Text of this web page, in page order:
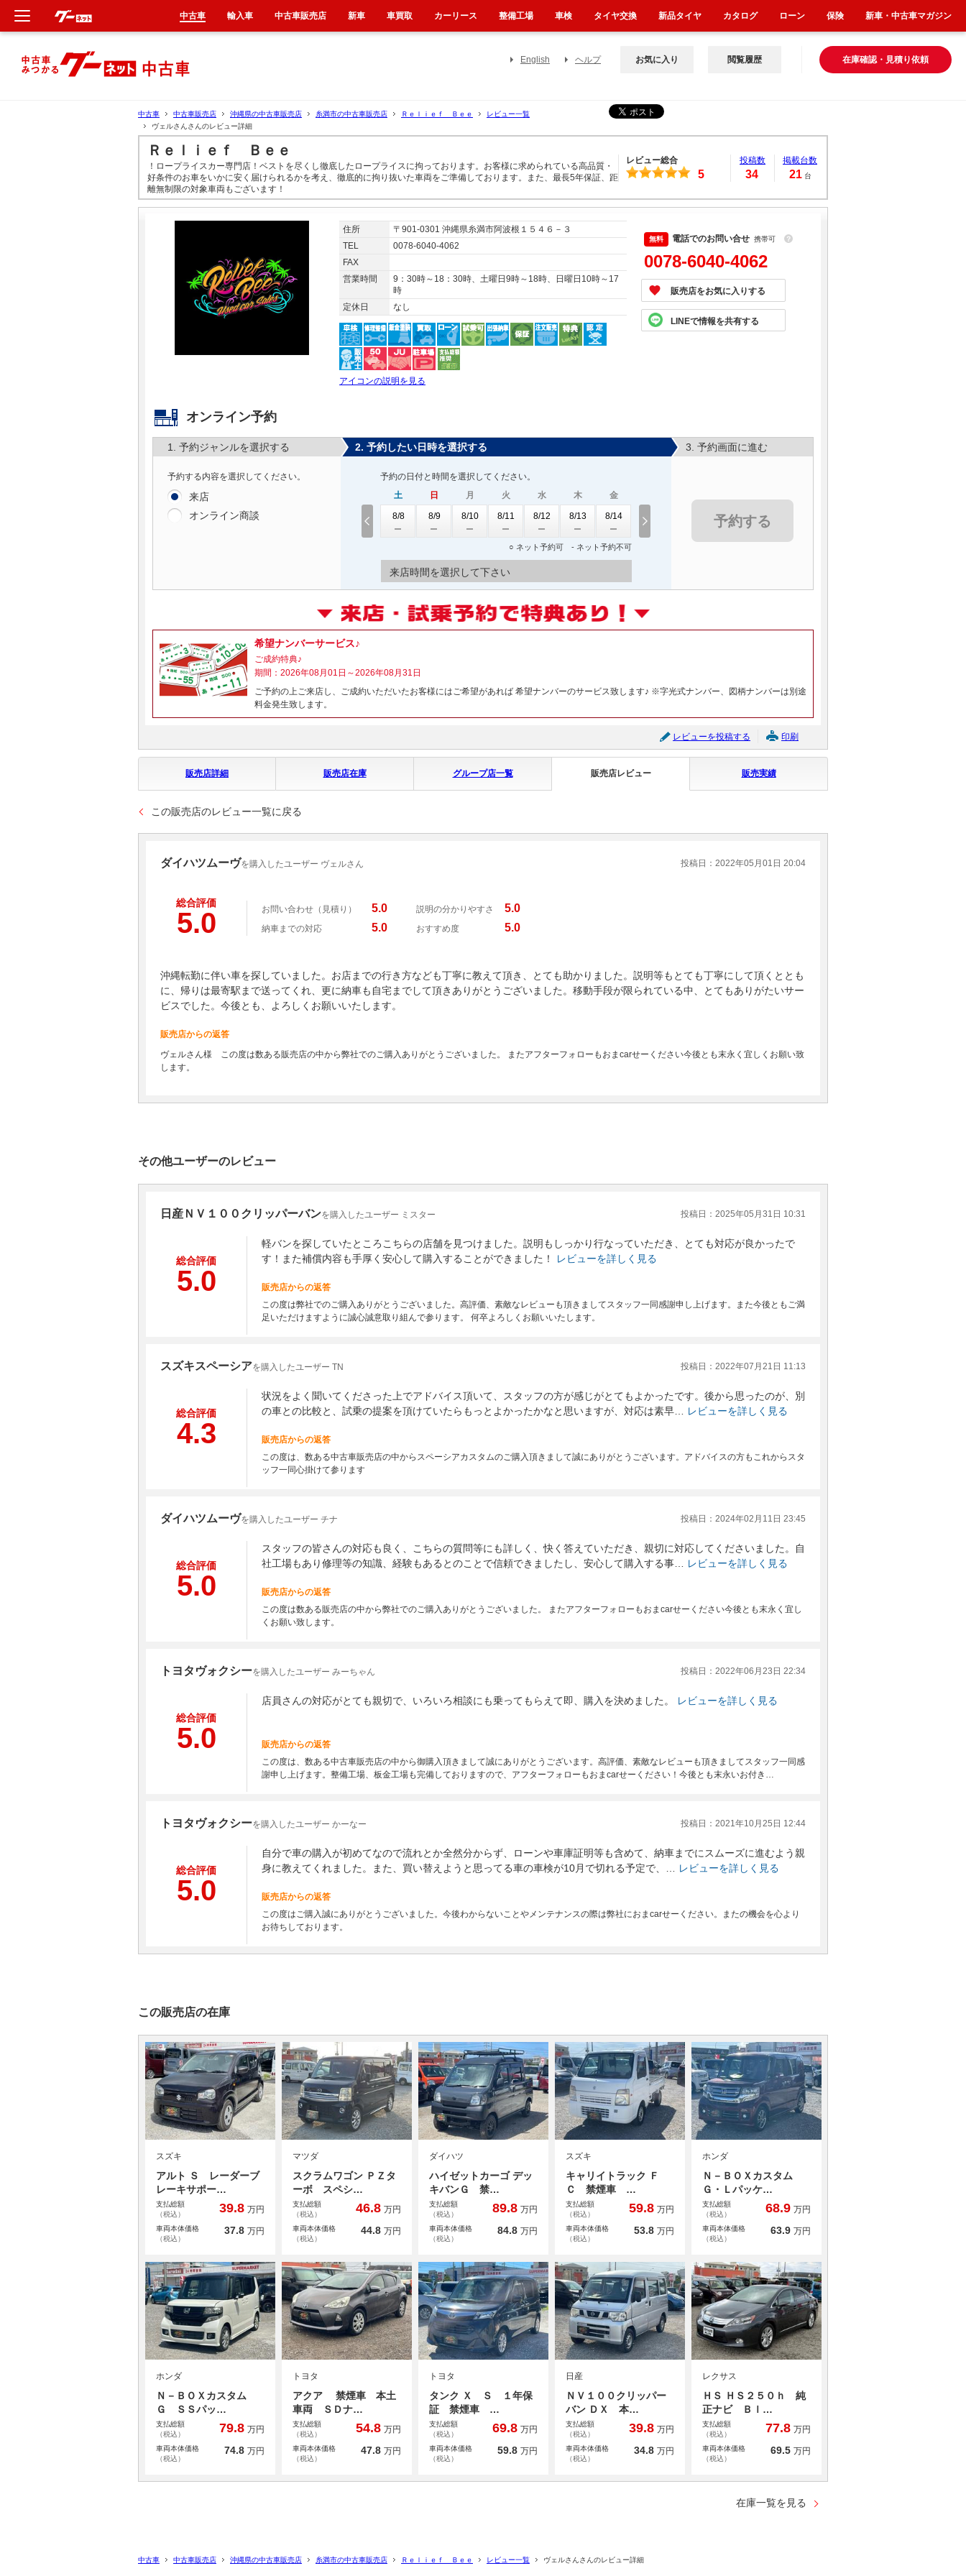
English ヘルプ 在庫確認・見積り依頼
お気に入り 閲覧履歴
中古車 中古車販売店 沖縄県の中古車販売店 糸満市の中古車販売店 Ｒｅｌｉｅｆ Ｂｅｅ
レビュー一覧
ヴェルさんさんのレビュー詳細
Ｒｅｌｉｅｆ Ｂｅｅ
！ロープライスカー専門店！ベストを尽くし徹底したロープライスに拘っております。お客様に求められている高品質・
好条件のお車をいかに安く届けられるかを考え、徹底的に拘り抜いた車両をご準備しております。また、最長5年保証、距
離無制限の対象車両もございます！
レビュー総合
5
投稿数
34
掲載台数
21 台
住所
〒901-0301 沖縄県糸満市阿波根１５４６－３
TEL
0078-6040-4062
FAX
営業時間
9：30時～18：30時、土曜日9時～18時、日曜日10時～17
時
定休日
なし
アイコンの説明を見る
電話でのお問い合せ 携帯可 ？
0078-6040-4062
販売店をお気に入りする
LINEで情報を共有する
オンライン予約
1. 予約ジャンルを選択する
予約する内容を選択してください。
来店
オンライン商談
2. 予約したい日時を選択する
予約の日付と時間を選択してください。
土
8/8
日
8/9
月
8/10
火
8/11
水
8/12
木
8/13
金
8/14
○ ネット予約可 - ネット予約不可
来店時間を選択して下さい
3. 予約画面に進む
予約する
希望ナンバーサービス♪
ご成約特典♪
期間：2026年08月01日～2026年08月31日
ご予約の上ご来店し、ご成約いただいたお客様にはご希望があれば 希望ナンバーのサービス致します♪ ※字光式ナンバー、図柄ナンバーは別途
料金発生致します。
レビューを投稿する 印刷
販売店詳細 販売店在庫 グループ店一覧 販売店レビュー 販売実績
この販売店のレビュー一覧に戻る
ダイハツムーヴを購入したユーザー ヴェルさん 投稿日：2022年05月01日 20:04
総合評価
5.0 お問い合わせ（見積り） 5.0 説明の分かりやすさ 5.0
納車までの対応 5.0 おすすめ度 5.0
沖縄転勤に伴い車を探していました。お店までの行き方なども丁寧に教えて頂き、とても助かりました。説明等もとても丁寧にして頂くととも
に、帰りは最寄駅まで送ってくれ、更に納車も自宅までして頂きありがとうございました。移動手段が限られている中、とてもありがたいサー
ビスでした。今後とも、よろしくお願いいたします。
販売店からの返答
ヴェルさん様 この度は数ある販売店の中から弊社でのご購入ありがとうございました。 またアフターフォローもおまcarせーください今後とも末永く宜しくお願い致
します。
その他ユーザーのレビュー
日産ＮＶ１００クリッパーバンを購入したユーザー ミスター 投稿日：2025年05月31日 10:31
総合評価
5.0
軽バンを探していたところこちらの店舗を見つけました。説明もしっかり行なっていただき、とても対応が良かったで
す！また補償内容も手厚く安心して購入することができました！
レビューを詳しく見る
販売店からの返答
この度は弊社でのご購入ありがとうございました。高評価、素敵なレビューも頂きましてスタッフ一同感謝申し上げます。また今後ともご満
足いただけますように誠心誠意取り組んで参ります。 何卒よろしくお願いいたします。
スズキスペーシアを購入したユーザー TN 投稿日：2022年07月21日 11:13
総合評価
4.3
状況をよく聞いてくださった上でアドバイス頂いて、スタッフの方が感じがとてもよかったです。後から思ったのが、別
の車との比較と、試乗の提案を頂けていたらもっとよかったかなと思いますが、対応は素早…
レビューを詳しく見る
販売店からの返答
この度は、数ある中古車販売店の中からスペーシアカスタムのご購入頂きまして誠にありがとうございます。アドバイスの方もこれからスタ
ッフ一同心掛けて参ります
ダイハツムーヴを購入したユーザー チナ 投稿日：2024年02月11日 23:45
総合評価
5.0
スタッフの皆さんの対応も良く、こちらの質問等にも詳しく、快く答えていただき、親切に対応してくださいました。自
社工場もあり修理等の知識、経験もあるとのことで信頼できましたし、安心して購入する事…
レビューを詳しく見る
販売店からの返答
この度は数ある販売店の中から弊社でのご購入ありがとうございました。 またアフターフォローもおまcarせーください今後とも末永く宜し
くお願い致します。
トヨタヴォクシーを購入したユーザー みーちゃん 投稿日：2022年06月23日 22:34
総合評価
5.0
店員さんの対応がとても親切で、いろいろ相談にも乗ってもらえて即、購入を決めました。 レビューを詳しく見る
販売店からの返答
この度は、数ある中古車販売店の中から御購入頂きまして誠にありがとうございます。高評価、素敵なレビューも頂きましてスタッフ一同感
謝申し上げます。整備工場、板金工場も完備しておりますので、アフターフォローもおまcarせーください！今後とも末永いお付き…
トヨタヴォクシーを購入したユーザー かーなー 投稿日：2021年10月25日 12:44
総合評価
5.0
自分で車の購入が初めてなので流れとか全然分からず、ローンや車庫証明等も含めて、納車までにスムーズに進むよう親
身に教えてくれました。また、買い替えようと思ってる車の車検が10月で切れる予定で、…
レビューを詳しく見る
販売店からの返答
この度はご購入誠にありがとうございました。今後わからないことやメンテナンスの際は弊社におまcarせーください。またの機会を心より
お待ちしております。
この販売店の在庫
スズキ
アルト Ｓ レーダーブ
レーキサポー…
支払総額
（税込）
39.8 万円
車両本体価格
（税込）
37.8 万円
マツダ
スクラムワゴン ＰＺタ
ーボ スペシ…
支払総額
（税込）
46.8 万円
車両本体価格
（税込）
44.8 万円
ダイハツ
ハイゼットカーゴ デッ
キバンＧ 禁…
支払総額
（税込）
89.8 万円
車両本体価格
（税込）
84.8 万円
スズキ
キャリイトラック Ｆ
Ｃ 禁煙車 …
支払総額
（税込）
59.8 万円
車両本体価格
（税込）
53.8 万円
ホンダ
Ｎ－ＢＯＸカスタム
Ｇ・Ｌパッケ…
支払総額
（税込）
68.9 万円
車両本体価格
（税込）
63.9 万円
ホンダ
Ｎ－ＢＯＸカスタム
Ｇ ＳＳパッ…
支払総額
（税込）
79.8 万円
車両本体価格
（税込）
74.8 万円
トヨタ
アクア 禁煙車 本土
車両 ＳＤナ…
支払総額
（税込）
54.8 万円
車両本体価格
（税込）
47.8 万円
トヨタ
タンク Ｘ Ｓ １年保
証 禁煙車 …
支払総額
（税込）
69.8 万円
車両本体価格
（税込）
59.8 万円
日産
ＮＶ１００クリッパー
バン ＤＸ 本…
支払総額
（税込）
39.8 万円
車両本体価格
（税込）
34.8 万円
レクサス
ＨＳ ＨＳ２５０ｈ 純
正ナビ Ｂｌ…
支払総額
（税込）
77.8 万円
車両本体価格
（税込）
69.5 万円
在庫一覧を見る
中古車 中古車販売店 沖縄県の中古車販売店 糸満市の中古車販売店 Ｒｅｌｉｅｆ Ｂｅｅ レビュー一覧 ヴェルさんさんのレビュー詳細
中古車 輸入車 中古車販売店 新車 車買取 カーリース 整備工場 車検 タイヤ交換 新品タイヤ カタログ ローン 保険 新車・中古車マガジン
新車